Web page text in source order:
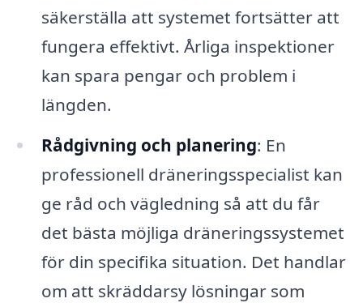
säkerställa att systemet fortsätter att
fungera effektivt. Årliga inspektioner
kan spara pengar och problem i
längden.
Rådgivning och planering: En
professionell dräneringsspecialist kan
ge råd och vägledning så att du får
det bästa möjliga dräneringssystemet
för din specifika situation. Det handlar
om att skräddarsy lösningar som